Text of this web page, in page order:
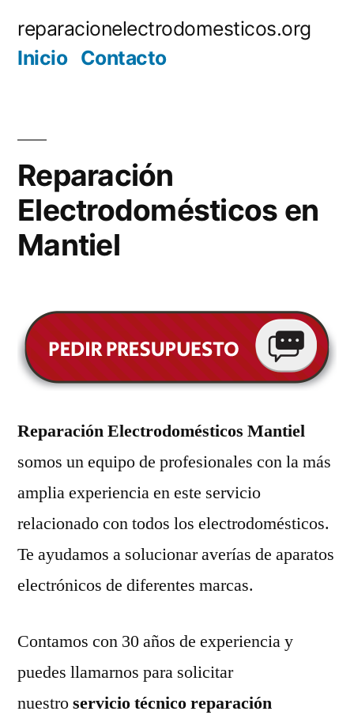
reparacionelectrodomesticos.org
Inicio Contacto
Reparación
Electrodomésticos en
Mantiel
Reparación Electrodomésticos Mantiel
somos un equipo de profesionales con la más
amplia experiencia en este servicio
relacionado con todos los electrodomésticos.
Te ayudamos a solucionar averías de aparatos
electrónicos de diferentes marcas.
Contamos con 30 años de experiencia y
puedes llamarnos para solicitar
nuestroservicio técnico reparación